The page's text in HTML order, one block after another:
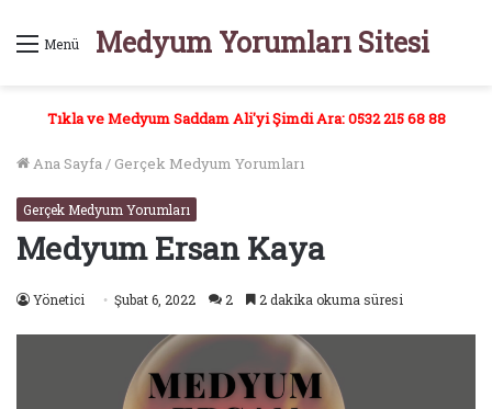
Menü Medyum Yorumları Sitesi
Tıkla ve Medyum Saddam Ali'yi Şimdi Ara: 0532 215 68 88
Ana Sayfa/ Gerçek Medyum Yorumları
Gerçek Medyum Yorumları
Medyum Ersan Kaya
Yönetici Şubat 6, 2022 2 2 dakika okuma süresi